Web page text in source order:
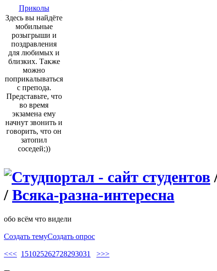
Приколы
Здесь вы найдёте
мобильные
розыгрыши и
поздравления
для любимых и
близких. Также
можно
поприкалываться
с препода.
Представьте, что
во время
экзамена ему
начнут звонить и
говорить, что он
затопил
соседей;))
/ Всяка-разна-интересна
обо всём что видели
Создать темуСоздать опрос
<<< 1 51025262728293031 >>>